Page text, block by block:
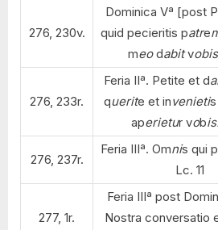
276, 230v.
Dominica Vª [post
quid pecieritis patre
meodabitvobis
276, 233r.
Feria IIª. Petite et d
querite et invenieti
aperietur vob
276, 237r.
Feria IIIª. Omnis qui
Lc. 11
277, 1r.
Feria IIIª post
Nostra conversatio